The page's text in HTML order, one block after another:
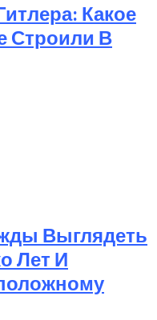
Какое
Строили В
Выглядеть
Лет И